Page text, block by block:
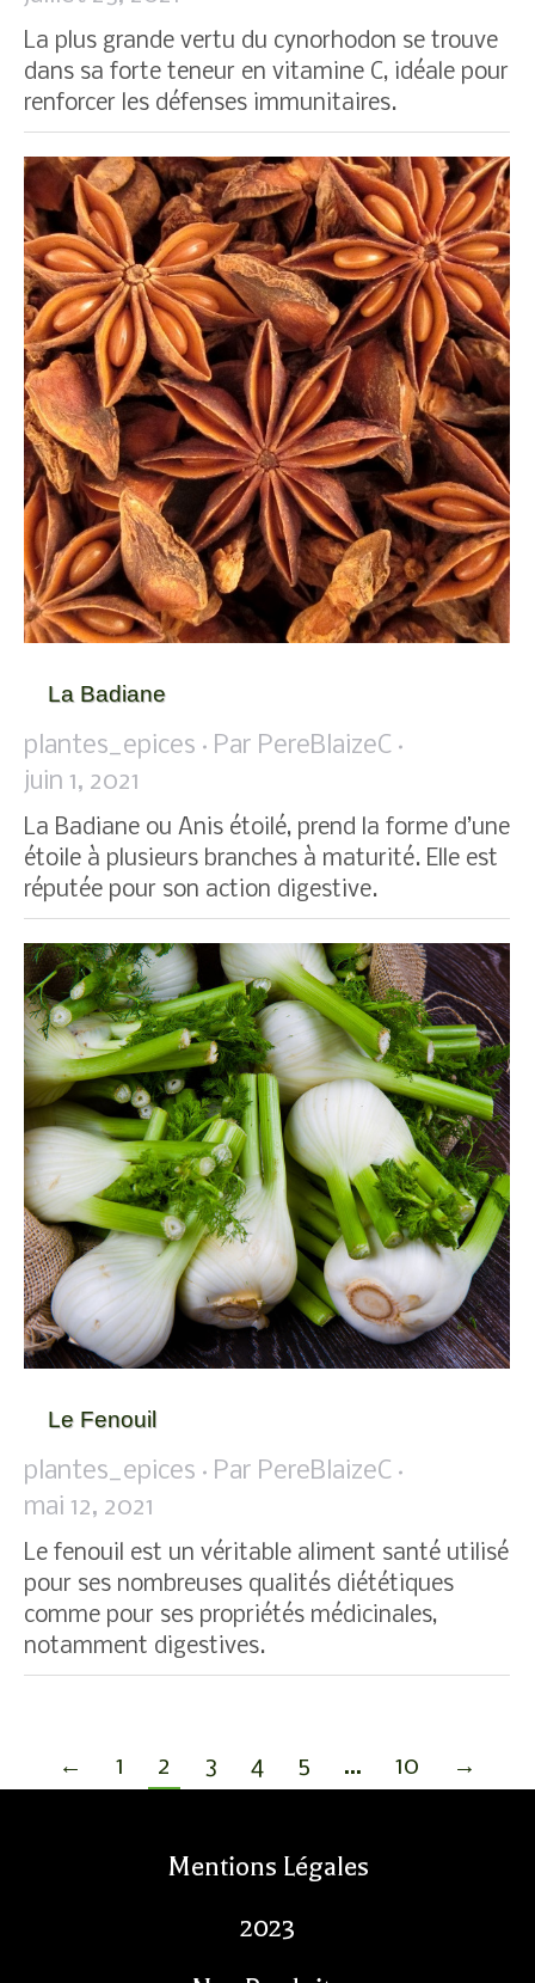
La plus grande vertu du cynorhodon se trouve
dans sa forte teneur en vitamine C, idéale pour
renforcer les défenses immunitaires.
La Badiane
plantes_epices Par PereBlaizeC
juin 1, 2021
La Badiane ou Anis étoilé, prend la forme d’une
étoile à plusieurs branches à maturité. Elle est
réputée pour son action digestive.
Le Fenouil
plantes_epices Par PereBlaizeC
mai 12, 2021
Le fenouil est un véritable aliment santé utilisé
pour ses nombreuses qualités diététiques
comme pour ses propriétés médicinales,
notamment digestives.
← 1 2 3 4 5 … 10 →
Mentions Légales
2023